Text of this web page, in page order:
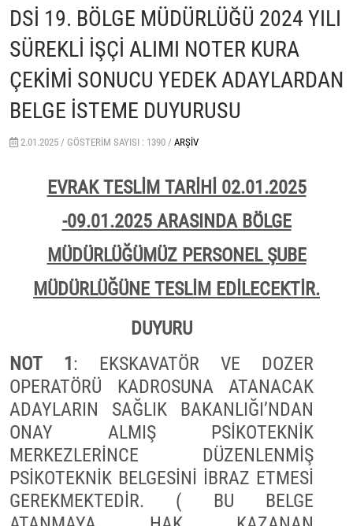
DSİ 19. BÖLGE MÜDÜRLÜĞÜ 2024 YILI
SÜREKLİ İŞÇİ ALIMI NOTER KURA
ÇEKİMİ SONUCU YEDEK ADAYLARDAN
BELGE İSTEME DUYURUSU
2.01.2025 / GÖSTERIM SAYISI : 1390 / ARŞIV
EVRAK TESLİM TARİHİ 02.01.2025
-09.01.2025 ARASINDA BÖLGE
MÜDÜRLÜĞÜMÜZ PERSONEL ŞUBE
MÜDÜRLÜĞÜNE TESLİM EDİLECEKTİR.
DUYURU
NOT 1: EKSKAVATÖR VE DOZER
OPERATÖRÜ KADROSUNA ATANACAK
ADAYLARIN SAĞLIK BAKANLIĞI’NDAN
ONAY ALMIŞ PSİKOTEKNİK
MERKEZLERİNCE DÜZENLENMİŞ
PSİKOTEKNİK BELGESİNİ İBRAZ ETMESİ
GEREKMEKTEDİR. ( BU BELGE